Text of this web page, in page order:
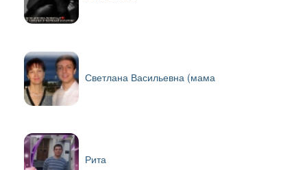
Светлана Васильевна (мама
Рита